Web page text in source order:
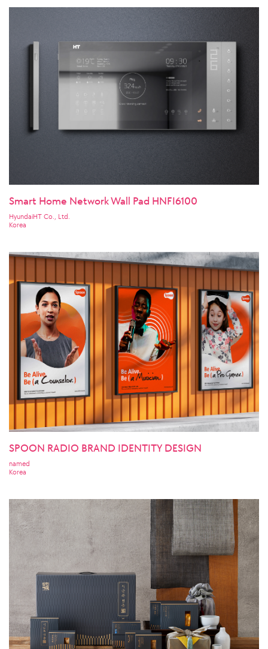
Smart Home Network Wall Pad HNFI6100
HyundaiHT Co., Ltd.
Korea
SPOON RADIO BRAND IDENTITY DESIGN
named
Korea